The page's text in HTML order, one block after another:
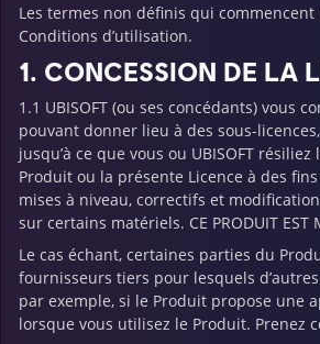
Les termes non définis qui
Conditions d’utilisation.
1. CONCESSION DE LA
1.1 UBISOFT (ou ses concédants) vous
pouvant donner lieu à des sous-
jusqu’à ce que vous ou UBISOFT
Produit ou la présente Licence à des
mises à niveau, correctifs et
sur certains matériels. CE PRODUIT EST
Le cas échant, certaines parties du
fournisseurs tiers pour lesquels
par exemple, si le Produit propose une
lorsque vous utilisez le Produit. Prenez